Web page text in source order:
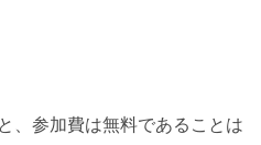
、参加費は無料であることは